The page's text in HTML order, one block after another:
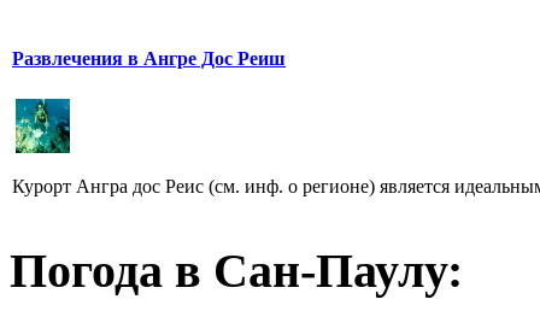
Развлечения в Ангре Дос Реиш
Курорт Ангра дос Реис (см. инф. о регионе) является
Погода в Сан-Паулу: